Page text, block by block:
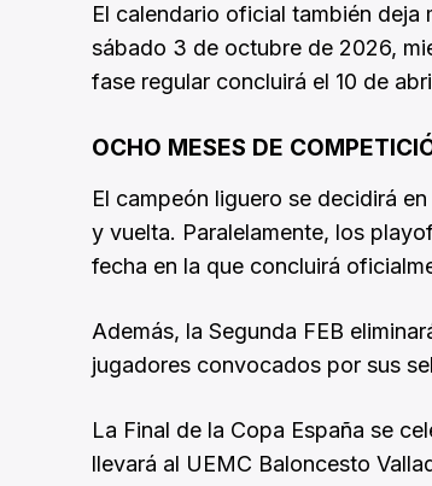
El calendario oficial también
sábado 3 de octubre de 2026,
fase regular concluirá el 10 de
OCHO MESES DE
El campeón liguero se decidirá
y vuelta. Paralelamente, los
fecha en la que concluirá
Además, la Segunda FEB
jugadores convocados por sus
La Final de la Copa España se
llevará al UEMC Baloncesto